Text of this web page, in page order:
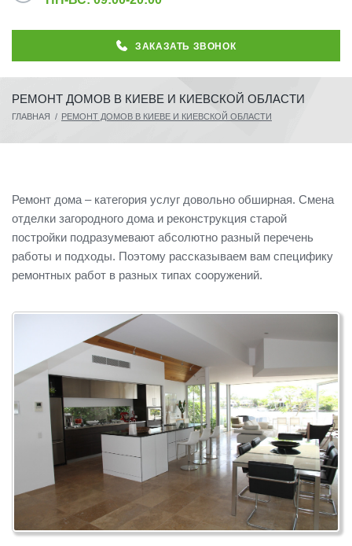
ЗАКАЗАТЬ ЗВОНОК
РЕМОНТ ДОМОВ В КИЕВЕ И КИЕВСКОЙ ОБЛАСТИ
ГЛАВНАЯ / РЕМОНТ ДОМОВ В КИЕВЕ И КИЕВСКОЙ ОБЛАСТИ
Ремонт дома – категория услуг довольно обширная. Смена
отделки загородного дома и реконструкция старой
постройки подразумевают абсолютно разный перечень
работы и подходы. Поэтому рассказываем вам специфику
ремонтных работ в разных типах сооружений.